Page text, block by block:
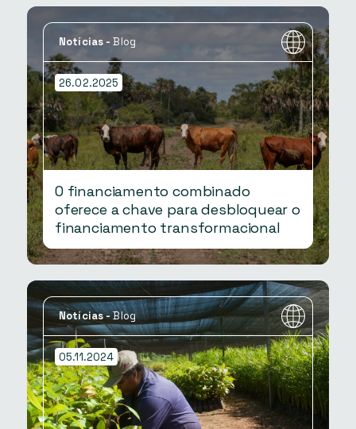
Notícias - Blog
26.02.2025
O financiamento combinado
oferece a chave para desbloquear o
financiamento transformacional
Notícias-Blog
05.11.2024